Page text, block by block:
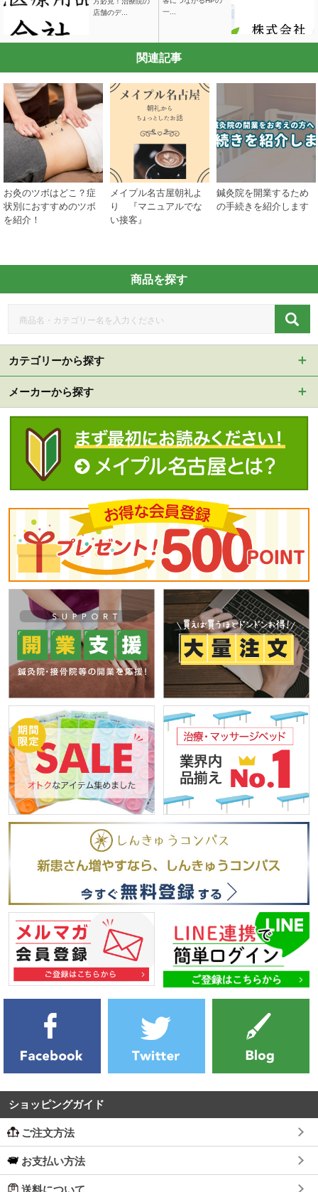
店舗のデ...
一...
関連記事
お灸のツボはどこ？症
状別におすすめのツボ
を紹介！
メイプル名古屋朝礼よ
り 『マニュアルでな
い接客』
鍼灸院を開業するため
の手続きを紹介します
商品を探す
カテゴリーから探す
メーカーから探す
ショッピングガイド
ご注文方法
お支払い方法